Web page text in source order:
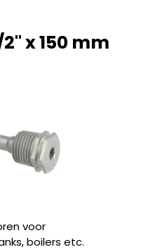
x 150 mm
voor
boilers etc.